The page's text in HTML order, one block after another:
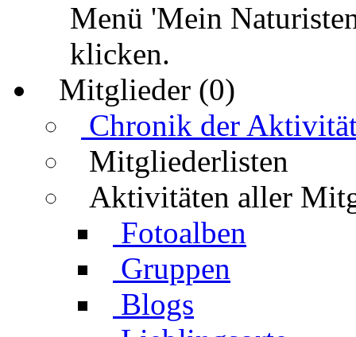
Menü 'Mein
klicken.
Mitglieder (0)
Chronik der
Mitgliederlisten
Aktivitäten aller
Fotoalben
Gruppen
Blogs